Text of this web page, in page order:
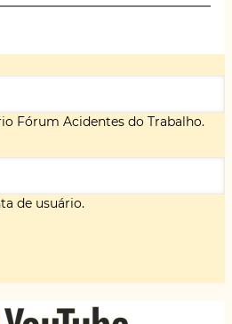
Fórum Acidentes do Trabalho.
de usuário.